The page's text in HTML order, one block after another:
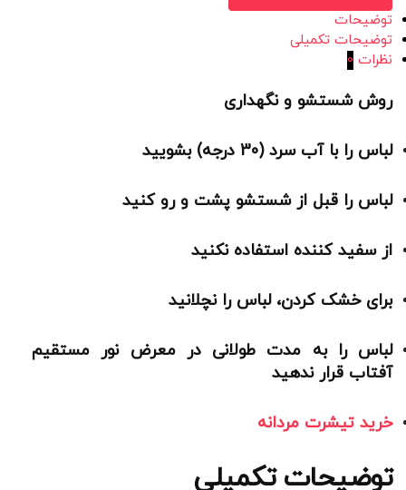
توضیحات
توضیحات تکمیلی
نظرات 0
روش شستشو و نگهداری
لباس را با آب سرد (30 درجه) بشویید
لباس را قبل از شستشو پشت و رو کنید
از سفید کننده استفاده نکنید
برای خشک کردن، لباس را نچلانید
لباس را به مدت طولانی در معرض نور مستقیم
آفتاب قرار ندهید
خرید تیشرت مردانه
توضیحات تکمیلی